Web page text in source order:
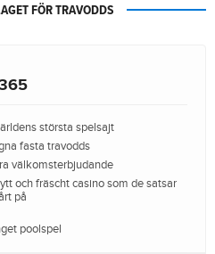
FÖR TRAVODDS
största spelsajt
fasta travodds
välkomsterbjudande
och fräscht casino som de satsar
på
poolspel